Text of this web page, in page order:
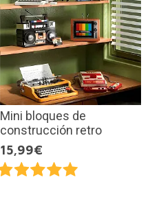
Mini bloques de
construcción retro
15,99€